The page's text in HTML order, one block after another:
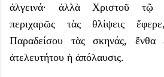
ἀλγεινά· ἀλλὰ Χριστοῦ τῷ
περιχαρῶς τὰς θλίψεις
Παραδείσου τὰς σκηνάς, ἔνθα
ἀτελευτήτου ἡ ἀπόλαυσις.